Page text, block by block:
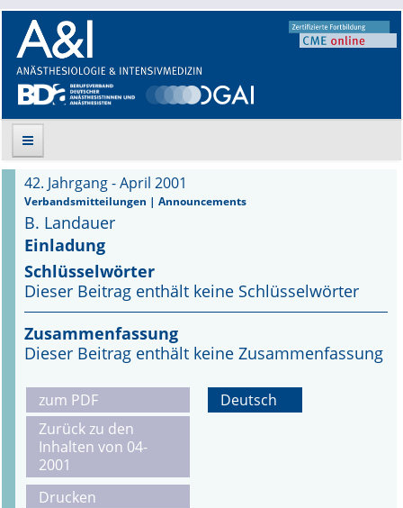
Suche
Aktuelle Ausgabe
Leitlinien
Supplements
Supplements OrphanAnesthesia
Online First
A&I English
42. Jahrgang - April 2001
Verbandsmitteilungen | Announcements
B. Landauer
Einladung
Schlüsselwörter
Dieser Beitrag enthält keine Schlüsselwörter
Zusammenfassung
Dieser Beitrag enthält keine Zusammenfassung
zum PDF
Zurück zu den
Inhalten von 04-
2001
Drucken
Deutsch